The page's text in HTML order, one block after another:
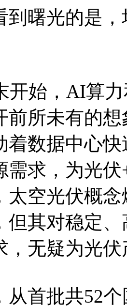
到曙光的是
开始，AI算
前所未有的
着数据中心
需求，为光
太空光伏概
但其对稳定
，无疑为光
从首批共52